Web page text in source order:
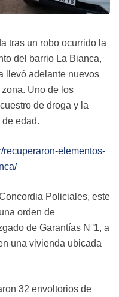
tras un robo ocurrido la
del barrio La Bianca,
llevó adelante nuevos
Uno de los
de droga y la
edad.
recuperaron-elementos-
Policiales, este
orden de
de Garantías N°1, a
una vivienda ubicada
32 envoltorios de